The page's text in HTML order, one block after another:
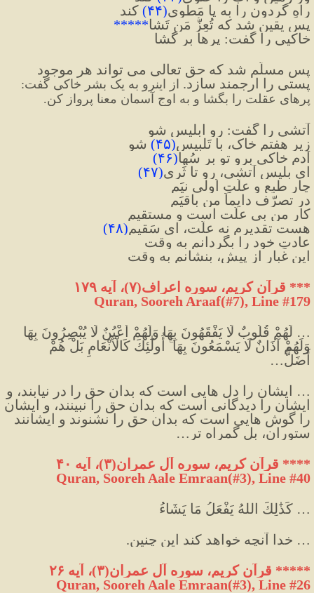
راهِ گردون را به پا مَطوی(۴۴) کند
پس یقین شد که تُعِزُّ مَن تَشا*****
خاکیی را گفت: پرها بر گشا
پستی را ارجمند سازد.
پرهای عقلت را بگشا و به اوج آسمان معنا پرواز کن.
آتشی را گفت: رو ابلیس شو
زیرِ هفتم خاک، با تَلبیس(۴۵) شو
آدمِ خاکی برو تو بر سُها(۴۶)
ای بِلیسِ آتشی، رو تا ثَری(۴۷)
چار طبع و علّتِ اُولی نیَم
در تصرّف دایماً من باقیَم
کارِ من بی علّت است و مستقیم
هست تقدیرم نه علّت، ای سَقیم(۴۸)
عادتِ خود را بگردانم به وقت
این غبار از پیش، بنشانم به وقت
*** قرآن کریم، سوره اعراف(۷)، آیه ۱۷۹
Quran, Sooreh Araaf(#7), Line #179
أَضَلُّ…
…
ستوران، بل گمراه تر…
**** قرآن کریم، سوره آل عمران(۳)، آیه ۴۰
Quran, Sooreh Aale Emraan(#3), Line #40
… كَذَٰلِكَ اللهُ يَفْعَلُ مَا يَشَاءُ
… خدا آنچه خواهد کند این چنین.
***** قرآن کریم، سوره آل عمران(۳)، آیه ۲۶
Quran, Sooreh Aale Emraan(#3), Line #26